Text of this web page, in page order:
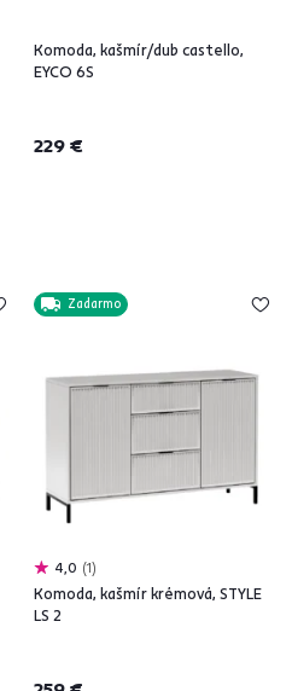
Komoda, kašmír/dub castello,
EYCO 6S
229 €
Zadarmo
4,0 1
Komoda, kašmír krémová, STYLE
LS 2